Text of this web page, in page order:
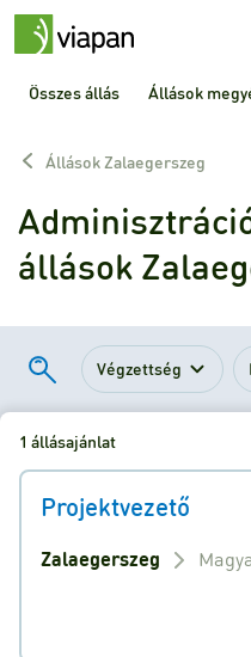
Összes állás Állások
Állások Zalaegerszeg
állások
Végzettség
1 állásajánlat
Projektvezető
Zalaegerszeg